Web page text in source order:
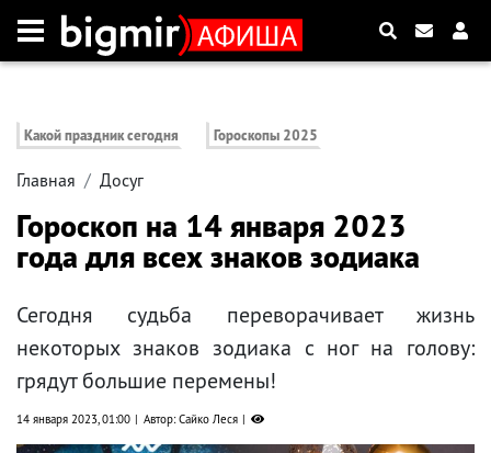
Какой праздник сегодня Гороскопы 2025
Главная Досуг
Гороскоп на 14 января 2023
года для всех знаков зодиака
Сегодня судьба переворачивает жизнь
некоторых знаков зодиака с ног на голову:
грядут большие перемены!
14 января 2023, 01:00 Автор: Сайко Леся